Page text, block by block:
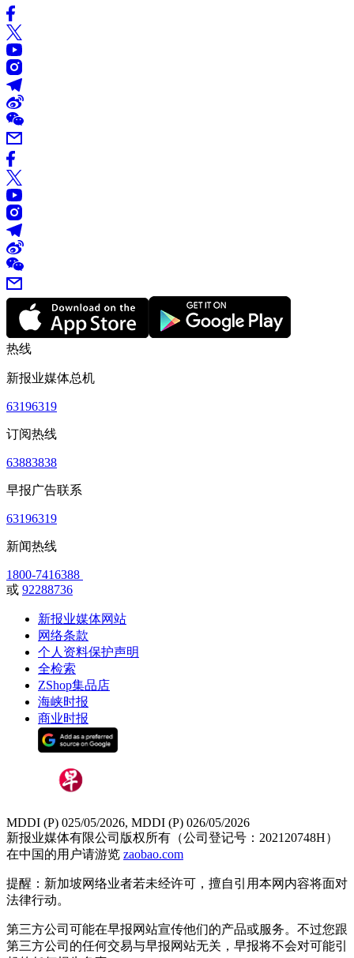
热线
新报业媒体总机
63196319
订阅热线
63883838
早报广告联系
63196319
新闻热线
1800-7416388
或 92288736
新报业媒体网站
网络条款
个人资料保护声明
全检索
ZShop集品店
海峡时报
商业时报
MDDI (P) 025/05/2026, MDDI (P) 026/05/2026
新报业媒体有限公司版权所有（公司登记号：202120748H）
在中国的用户请游览 zaobao.com
提醒：新加坡网络业者若未经许可，擅自引用本网内容将面对
法律行动。
第三方公司可能在早报网站宣传他们的产品或服务。不过您跟
第三方公司的任何交易与早报网站无关，早报将不会对可能引